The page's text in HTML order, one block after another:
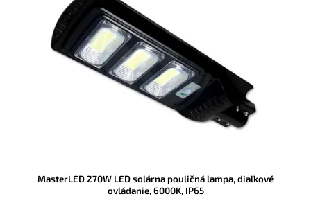
MasterLED 270W LED solárna pouličná lampa, diaľkové
ovládanie, 6000K, IP65